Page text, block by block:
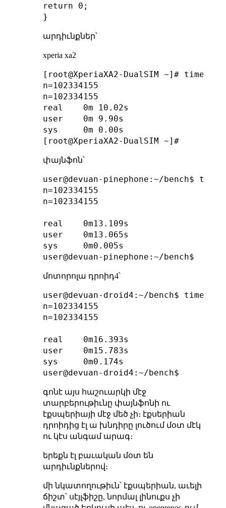
return 0;
արդիւնքներ՝
xperia xa2
[root@XperiaXA2-DualSIM ~]# time ./
n=102334155
n=102334155
real    0m 10.02s
user    0m 9.90s
sys     0m 0.00s
[root@XperiaXA2-DualSIM ~]#
փայնֆոն՝
user@devuan-pinephone:~/bench$
n=102334155
n=102334155
real    0m13.109s
user    0m13.065s
sys     0m0.005s
մոտորոլա դրոիդ4՝
user@devuan-droid4:~/bench$ time ./
n=102334155
n=102334155
real    0m16.393s
user    0m15.783s
sys     0m0.174s
գոնէ այս հաշուարկի մէջ
տարբերութիւնը փայնֆոնի ու
էքսպերիայի մէջ մեծ չի։ էքսերիան
դրոիդից էլ ա խնդիրը լուծում մօտ մէկ
ու կէս անգամ արագ։
երեքն էլ բաւական մօտ են
արդիւնքներով։
մի նկատողութիւն՝ էքսպերիան, աւելի
ճիշտ՝ սէյլֆիշը, նորմալ լինուքս չի